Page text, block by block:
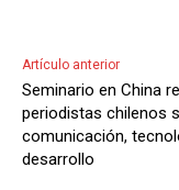
o
r
d
e
Artículo anterior
Seminario en China
periodistas chilenos
comunicación,
desarrollo